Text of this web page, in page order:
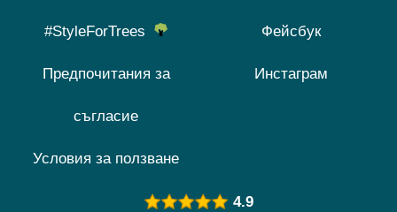
#StyleForTrees
Предпочитания за
съгласие
Условия за ползване
Фейсбук
Инстаграм
4.9